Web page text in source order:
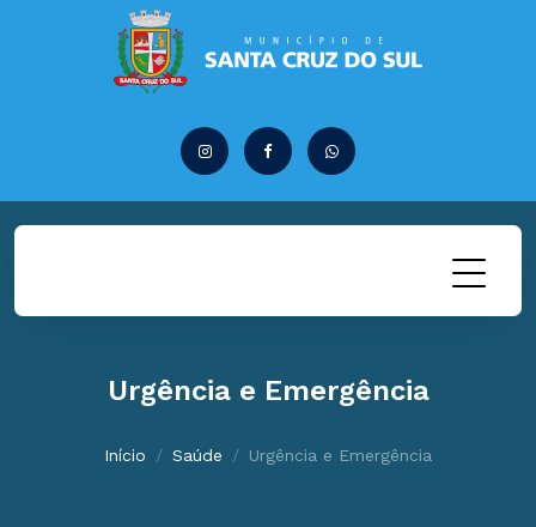
Urgência e Emergência
Início Saúde Urgência e Emergência